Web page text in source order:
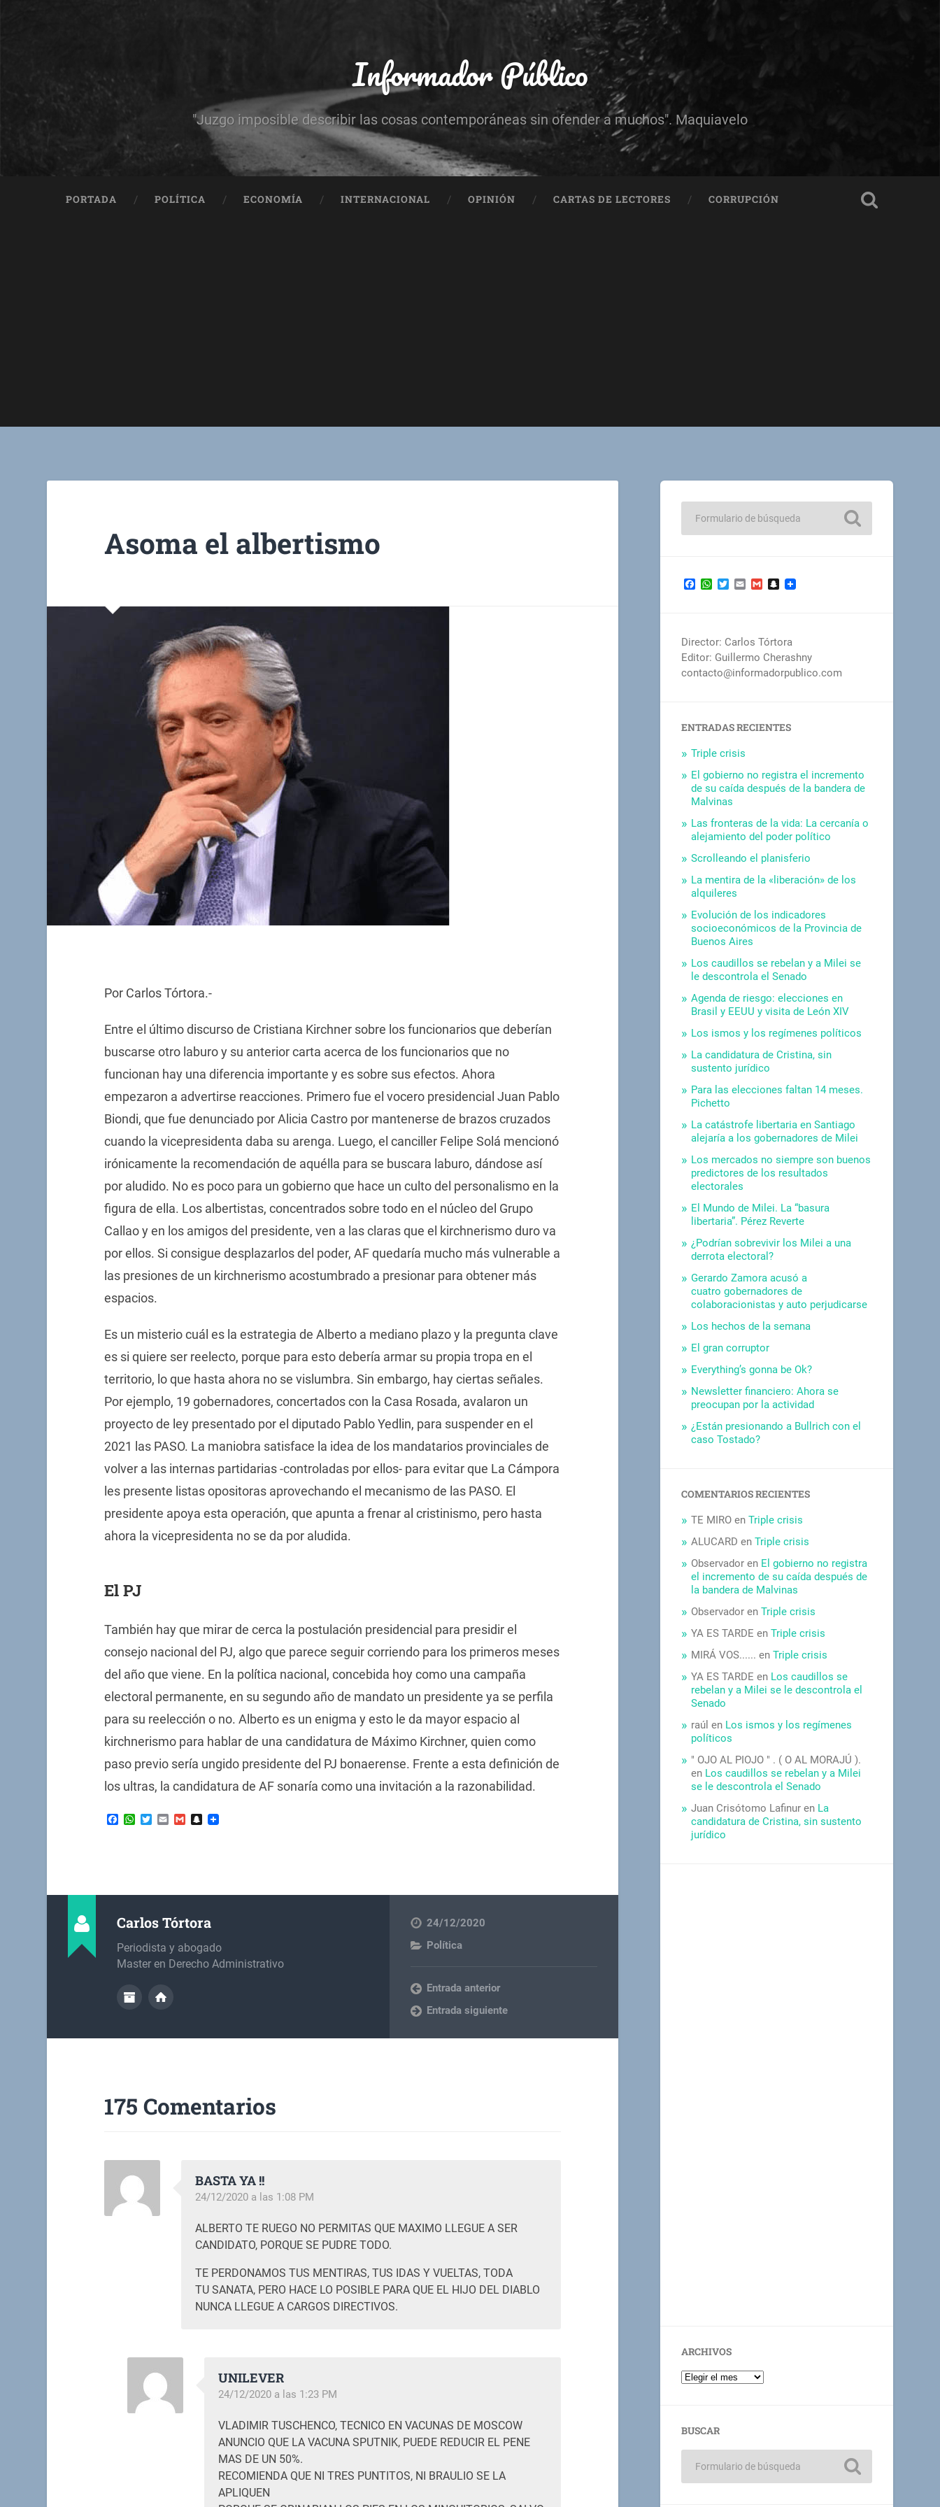
Informador Público
"Juzgo imposible describir las cosas contemporáneas sin ofender a muchos". Maquiavelo
PORTADA POLÍTICA ECONOMÍA INTERNACIONAL OPINIÓN CARTAS DE LECTORES CORRUPCIÓN
Asoma el albertismo
Por Carlos Tórtora.-
Entre el último discurso de Cristiana Kirchner sobre los funcionarios que deberían
buscarse otro laburo y su anterior carta acerca de los funcionarios que no
funcionan hay una diferencia importante y es sobre sus efectos. Ahora
empezaron a advertirse reacciones. Primero fue el vocero presidencial Juan Pablo
Biondi, que fue denunciado por Alicia Castro por mantenerse de brazos cruzados
cuando la vicepresidenta daba su arenga. Luego, el canciller Felipe Solá mencionó
irónicamente la recomendación de aquélla para se buscara laburo, dándose así
por aludido. No es poco para un gobierno que hace un culto del personalismo en la
figura de ella. Los albertistas, concentrados sobre todo en el núcleo del Grupo
Callao y en los amigos del presidente, ven a las claras que el kirchnerismo duro va
por ellos. Si consigue desplazarlos del poder, AF quedaría mucho más vulnerable a
las presiones de un kirchnerismo acostumbrado a presionar para obtener más
espacios.
Es un misterio cuál es la estrategia de Alberto a mediano plazo y la pregunta clave
es si quiere ser reelecto, porque para esto debería armar su propia tropa en el
territorio, lo que hasta ahora no se vislumbra. Sin embargo, hay ciertas señales.
Por ejemplo, 19 gobernadores, concertados con la Casa Rosada, avalaron un
proyecto de ley presentado por el diputado Pablo Yedlin, para suspender en el
2021 las PASO. La maniobra satisface la idea de los mandatarios provinciales de
volver a las internas partidarias -controladas por ellos- para evitar que La Cámpora
les presente listas opositoras aprovechando el mecanismo de las PASO. El
presidente apoya esta operación, que apunta a frenar al cristinismo, pero hasta
ahora la vicepresidenta no se da por aludida.
El PJ
También hay que mirar de cerca la postulación presidencial para presidir el
consejo nacional del PJ, algo que parece seguir corriendo para los primeros meses
del año que viene. En la política nacional, concebida hoy como una campaña
electoral permanente, en su segundo año de mandato un presidente ya se perfila
para su reelección o no. Alberto es un enigma y esto le da mayor espacio al
kirchnerismo para hablar de una candidatura de Máximo Kirchner, quien como
paso previo sería ungido presidente del PJ bonaerense. Frente a esta definición de
los ultras, la candidatura de AF sonaría como una invitación a la razonabilidad.
Facebook
WhatsApp
Twitter
EmailGmailSnapchat
Carlos Tórtora
Periodista y abogado
Master en Derecho Administrativo
24/12/2020
Política
Entrada anterior
Entrada siguiente
175 Comentarios
BASTA YA !!
24/12/2020 a las 1:08 PM
ALBERTO TE RUEGO NO PERMITAS QUE MAXIMO LLEGUE A SER
CANDIDATO, PORQUE SE PUDRE TODO.
TE PERDONAMOS TUS MENTIRAS, TUS IDAS Y VUELTAS, TODA
TU SANATA, PERO HACE LO POSIBLE PARA QUE EL HIJO DEL DIABLO
NUNCA LLEGUE A CARGOS DIRECTIVOS.
UNILEVER
24/12/2020 a las 1:23 PM
VLADIMIR TUSCHENCO, TECNICO EN VACUNAS DE MOSCOW
ANUNCIO QUE LA VACUNA SPUTNIK, PUEDE REDUCIR EL PENE
MAS DE UN 50%.
RECOMIENDA QUE NI TRES PUNTITOS, NI BRAULIO SE LA
APLIQUEN
Facebook
WhatsApp
TwitterEmailGmailSnapchat
Director: Carlos Tórtora
Editor: Guillermo Cherashny
contacto@informadorpublico.com
ENTRADAS RECIENTES
Triple crisis
El gobierno no registra el incremento
de su caída después de la bandera de
Malvinas
Las fronteras de la vida: La cercanía o
alejamiento del poder político
Scrolleando el planisferio
La mentira de la «liberación» de los
alquileres
Evolución de los indicadores
socioeconómicos de la Provincia de
Buenos Aires
Los caudillos se rebelan y a Milei se
le descontrola el Senado
Agenda de riesgo: elecciones en
Brasil y EEUU y visita de León XIV
Los ismos y los regímenes políticos
La candidatura de Cristina, sin
sustento jurídico
Para las elecciones faltan 14 meses.
Pichetto
La catástrofe libertaria en Santiago
alejaría a los gobernadores de Milei
Los mercados no siempre son buenos
predictores de los resultados
electorales
El Mundo de Milei. La “basura
libertaria”. Pérez Reverte
¿Podrían sobrevivir los Milei a una
derrota electoral?
Gerardo Zamora acusó a
cuatro gobernadores de
colaboracionistas y auto perjudicarse
Los hechos de la semana
El gran corruptor
Everything’s gonna be Ok?
Newsletter financiero: Ahora se
preocupan por la actividad
¿Están presionando a Bullrich con el
caso Tostado?
COMENTARIOS RECIENTES
TE MIRO enTriple crisis
ALUCARD enTriple crisis
Observador en El gobierno no registra
el incremento de su caída después de
la bandera de Malvinas
Observador enTriple crisis
YA ES TARDE enTriple crisis
MIRÁ VOS...... enTriple crisis
YA ES TARDE en Los caudillos se
rebelan y a Milei se le descontrola el
Senado
raúl en Los ismos y los regímenes
políticos
" OJO AL PIOJO " . ( O AL MORAJÚ ).
en Los caudillos se rebelan y a Milei
se le descontrola el Senado
Juan Crisótomo Lafinur en La
candidatura de Cristina, sin sustento
jurídico
ARCHIVOS
BUSCAR